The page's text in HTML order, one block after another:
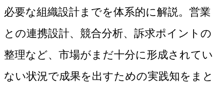
必要な組織設計までを体系的に解説。営業
との連携設計、競合分析、訴求ポイントの
整理など、市場がまだ十分に形成されてい
ない状況で成果を出すための実践知をまと